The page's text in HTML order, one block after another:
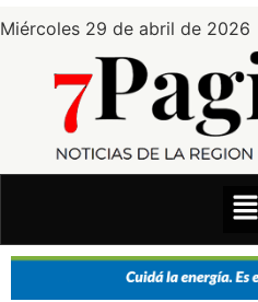
Miércoles 29 de abril de 2026